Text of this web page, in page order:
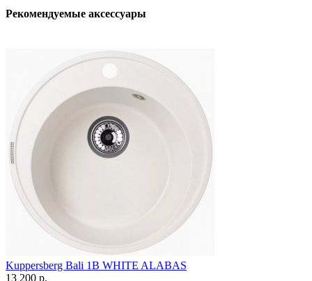
Рекомендуемые аксессуары
Kuppersberg Bali 1B WHITE ALABAS
13 200 р.